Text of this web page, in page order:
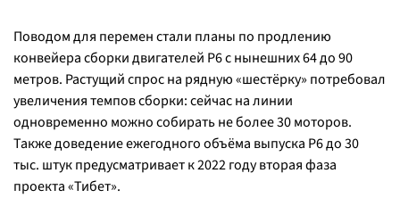
Поводом для перемен стали планы по продлению
конвейера сборки двигателей Р6 с нынешних 64 до 90
метров. Растущий спрос на рядную «шестёрку» потребовал
увеличения темпов сборки: сейчас на линии
одновременно можно собирать не более 30 моторов.
Также доведение ежегодного объёма выпуска Р6 до 30
тыс. штук предусматривает к 2022 году вторая фаза
проекта «Тибет».